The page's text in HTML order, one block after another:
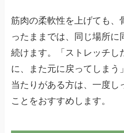
筋肉の柔軟性を上げても、
ったままでは、同じ場所に
続けます。「ストレッチし
に、また元に戻ってしまう
当たりがある方は、一度し
ことをおすすめします。